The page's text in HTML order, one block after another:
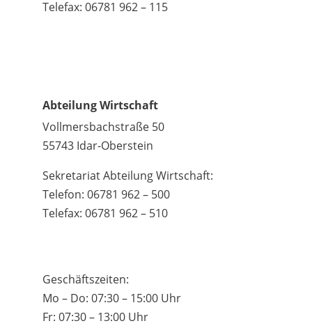
Telefax: 06781 962 – 115
Abteilung Wirtschaft
Vollmersbachstraße 50
55743 Idar-Oberstein
Sekretariat Abteilung Wirtschaft:
Telefon: 06781 962 – 500
Telefax: 06781 962 – 510
Geschäftszeiten:
Mo – Do: 07:30 – 15:00 Uhr
Fr: 07:30 – 13:00 Uhr